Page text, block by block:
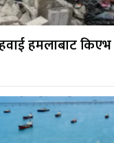
हमलाबाट किएभ